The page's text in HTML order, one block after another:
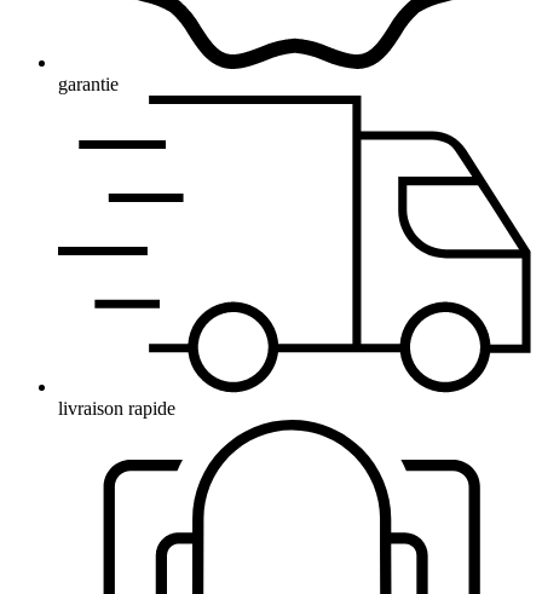
garantie
livraison rapide